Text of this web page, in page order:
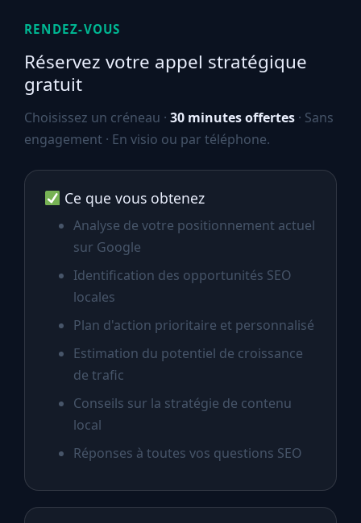
RENDEZ-VOUS
Réservez votre appel stratégique
gratuit
Choisissez un créneau · 30 minutes offertes · Sans
engagement · En visio ou par téléphone.
Ce que vous obtenez
Analyse de votre positionnement actuel
sur Google
Identification des opportunités SEO
locales
Plan d'action prioritaire et personnalisé
Estimation du potentiel de croissance
de trafic
Conseils sur la stratégie de contenu
local
Réponses à toutes vos questions SEO